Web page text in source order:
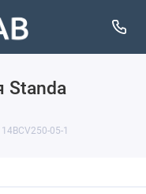
Standa
05-1